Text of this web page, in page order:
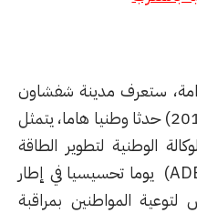
ستعرف مدينة شفشاون
يوم الثلاثاء المقبل ( 22 ابريل 2014) حدثا وطنيا هاما، يتمثل
الوطنية لتطوير الطاقة
المتجددة وكفاءة الطاقة (ADEREE) يوما تحسيسيا في إطار
المواطنين بمراقبة